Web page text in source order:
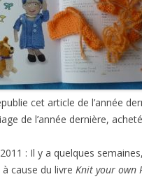
cet article de l’année
de l’année dernière,
: Il y a quelques semaines,
cause du livre Knit your own